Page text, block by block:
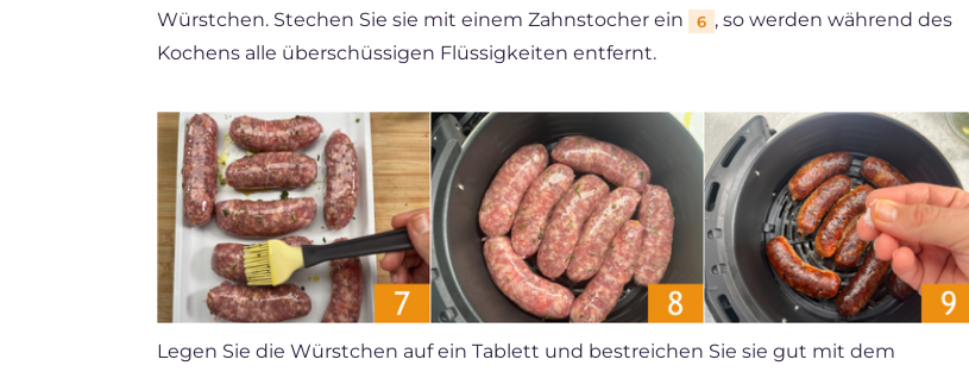
Würstchen. Stechen Sie sie mit einem Zahnstocher ein
6 , so werden während des
Kochens alle überschüssigen Flüssigkeiten entfernt.
Legen Sie die Würstchen auf ein Tablett und bestreichen Sie sie gut mit dem